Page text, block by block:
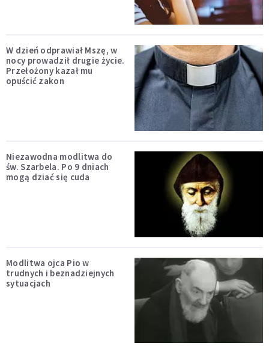
W dzień odprawiał Mszę, w
nocy prowadził drugie życie.
Przełożony kazał mu
opuścić zakon
Niezawodna modlitwa do
św. Szarbela. Po 9 dniach
mogą dziać się cuda
Modlitwa ojca Pio w
trudnych i beznadziejnych
sytuacjach